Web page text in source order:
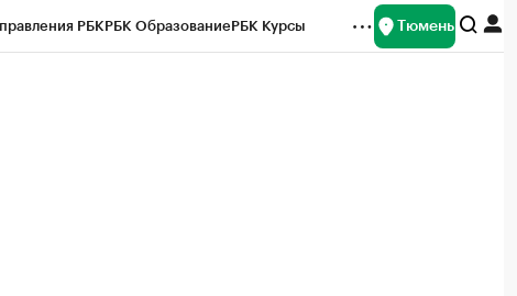
РБКРБК ОбразованиеРБК Курсы Тюмень